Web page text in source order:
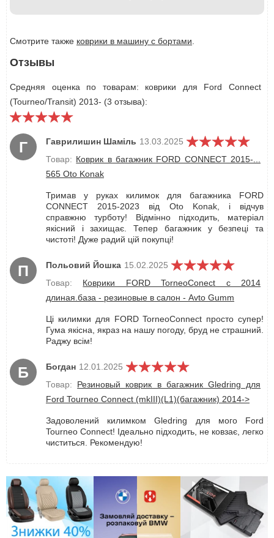
Смотрите также коврики в машину с бортами
Отзывы
Средняя оценка по товарам: коврики для Ford Connect
(Tourneo/Transit) 2013- (3 отзыва):
Г Гаврилишин Шаміль 13.03.2025
Товар: Коврик в багажник FORD CONNECT 2015-...
565 Oto Konak
Тримав у руках килимок для багажника FORD
CONNECT 2015-2023 від Oto Konak, і відчув
справжню турботу! Відмінно підходить, матеріал
якісний і захищає. Тепер багажник у безпеці та
чистоті! Дуже радий цій покупці!
П Польовий Йошка 15.02.2025
Товар: Коврики FORD TorneoConect с 2014
длиная.база - резиновые в салон - Avto Gumm
Ці килимки для FORD TorneoConnect просто супер!
Гума якісна, якраз на нашу погоду, бруд не страшний.
Раджу всім!
Б Богдан 12.01.2025
Товар: Резиновый коврик в багажник Gledring для
Ford Tourneo Connect (mkIII)(L1)(багажник) 2014->
Задоволений килимком Gledring для мого Ford
Tourneo Connect! Ідеально підходить, не ковзає, легко
чиститься. Рекомендую!